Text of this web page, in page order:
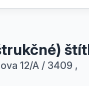
12/A / 3409 ,